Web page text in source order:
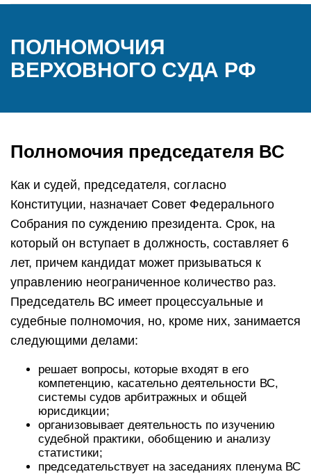
ПОЛНОМОЧИЯ
ВЕРХОВНОГО СУДА РФ
Полномочия председателя ВС
Как и судей, председателя, согласно
Конституции, назначает Совет Федерального
Собрания по суждению президента. Срок, на
который он вступает в должность, составляет 6
лет, причем кандидат может призываться к
управлению неограниченное количество раз.
Председатель ВС имеет процессуальные и
судебные полномочия, но, кроме них, занимается
следующими делами:
решает вопросы, которые входят в его
компетенцию, касательно деятельности ВС,
системы судов арбитражных и общей
юрисдикции;
организовывает деятельность по изучению
судебной практики, обобщению и анализу
статистики;
председательствует на заседаниях пленума ВС